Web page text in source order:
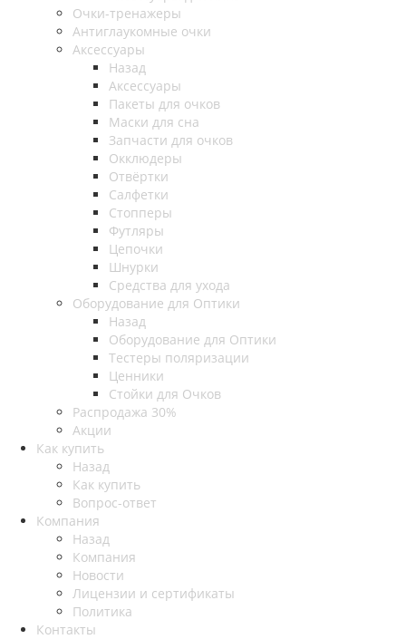
Очки-тренажеры
Антиглаукомные очки
Аксессуары
Назад
Аксессуары
Пакеты для очков
Маски для сна
Запчасти для очков
Окклюдеры
Отвёртки
Салфетки
Стопперы
Футляры
Цепочки
Шнурки
Средства для ухода
Оборудование для Оптики
Назад
Оборудование для Оптики
Тестеры поляризации
Ценники
Стойки для Очков
Распродажа 30%
Акции
Как купить
Назад
Как купить
Вопрос-ответ
Компания
Назад
Компания
Новости
Лицензии и сертификаты
Политика
Контакты